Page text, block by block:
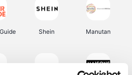
Shein Manutan